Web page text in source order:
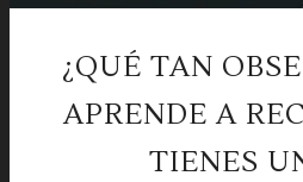
¿QUÉ TAN
APRENDE A
TIENES